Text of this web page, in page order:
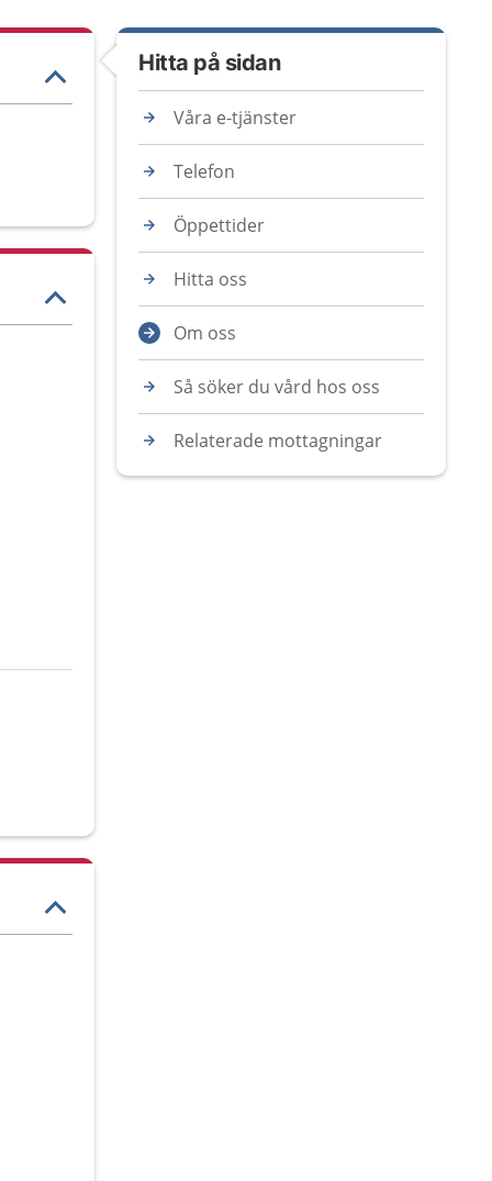
Hitta på sidan
Våra e-tjänster
Telefon
Öppettider
Hitta oss
Om oss
Så söker du vård hos oss
Relaterade mottagningar